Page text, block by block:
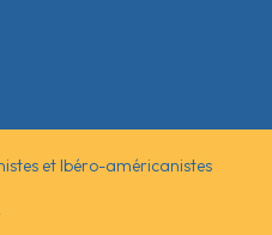
et Ibéro-américanistes